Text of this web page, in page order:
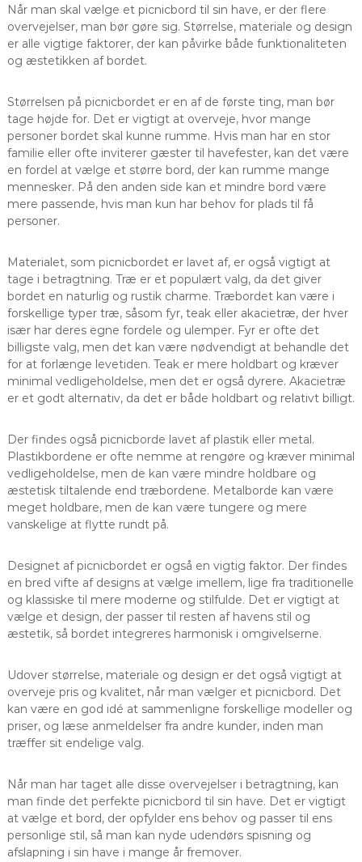
Når man skal vælge et picnicbord til sin have, er der flere
overvejelser, man bør gøre sig. Størrelse, materiale og design
er alle vigtige faktorer, der kan påvirke både funktionaliteten
og æstetikken af bordet.
Størrelsen på picnicbordet er en af de første ting, man bør
tage højde for. Det er vigtigt at overveje, hvor mange
personer bordet skal kunne rumme. Hvis man har en stor
familie eller ofte inviterer gæster til havefester, kan det være
en fordel at vælge et større bord, der kan rumme mange
mennesker. På den anden side kan et mindre bord være
mere passende, hvis man kun har behov for plads til få
personer.
Materialet, som picnicbordet er lavet af, er også vigtigt at
tage i betragtning. Træ er et populært valg, da det giver
bordet en naturlig og rustik charme. Træbordet kan være i
forskellige typer træ, såsom fyr, teak eller akacietræ, der hver
især har deres egne fordele og ulemper. Fyr er ofte det
billigste valg, men det kan være nødvendigt at behandle det
for at forlænge levetiden. Teak er mere holdbart og kræver
minimal vedligeholdelse, men det er også dyrere. Akacietræ
er et godt alternativ, da det er både holdbart og relativt billigt.
Der findes også picnicborde lavet af plastik eller metal.
Plastikbordene er ofte nemme at rengøre og kræver minimal
vedligeholdelse, men de kan være mindre holdbare og
æstetisk tiltalende end træbordene. Metalborde kan være
meget holdbare, men de kan være tungere og mere
vanskelige at flytte rundt på.
Designet af picnicbordet er også en vigtig faktor. Der findes
en bred vifte af designs at vælge imellem, lige fra traditionelle
og klassiske til mere moderne og stilfulde. Det er vigtigt at
vælge et design, der passer til resten af havens stil og
æstetik, så bordet integreres harmonisk i omgivelserne.
Udover størrelse, materiale og design er det også vigtigt at
overveje pris og kvalitet, når man vælger et picnicbord. Det
kan være en god idé at sammenligne forskellige modeller og
priser, og læse anmeldelser fra andre kunder, inden man
træffer sit endelige valg.
Når man har taget alle disse overvejelser i betragtning, kan
man finde det perfekte picnicbord til sin have. Det er vigtigt
at vælge et bord, der opfylder ens behov og passer til ens
personlige stil, så man kan nyde udendørs spisning og
afslapning i sin have i mange år fremover.